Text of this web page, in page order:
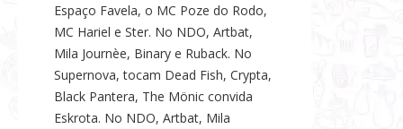
Espaço Favela, o MC Poze do Rodo,
MC Hariel e Ster. No NDO, Artbat,
Mila Journèe, Binary e Ruback. No
Supernova, tocam Dead Fish, Crypta,
Black Pantera, The Mönic convida
Eskrota. No NDO, Artbat, Mila